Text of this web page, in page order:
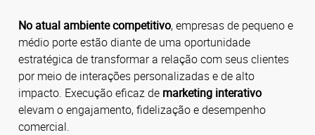
No atual ambiente competitivo, empresas de pequeno e
médio porte estão diante de uma oportunidade
estratégica de transformar a relação com seus clientes
por meio de interações personalizadas e de alto
impacto. Execução eficaz de marketing interativo
elevam o engajamento, fidelização e desempenho
comercial.